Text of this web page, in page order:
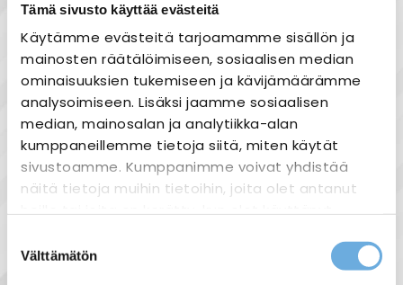
Tämä sivusto käyttää evästeitä
Käytämme evästeitä tarjoamamme sisällön ja
mainosten räätälöimiseen, sosiaalisen median
ominaisuuksien tukemiseen ja kävijämäärämme
analysoimiseen. Lisäksi jaamme sosiaalisen
median, mainosalan ja analytiikka-alan
kumppaneillemme tietoja siitä, miten käytät
sivustoamme. Kumppanimme voivat yhdistää
näitä tietoja muihin tietoihin, joita olet antanut
heille tai joita on kerätty, kun olet käyttänyt
valinta
Välttämätön
Tuotekuvaus
• Liittimet: SIGUT-ruuvityyppiset liittimet
• Plug-in-moduulipaikkojen lukumäärä: 2
• Väyläyksiköiden enimmäismäärä
ohjelmoitavaa ohjainta kohti: 16
• Liittimien lukumäärä: 10 per paikka
Näytä lisää tuotteita